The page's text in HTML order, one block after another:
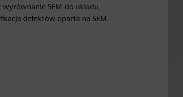
SEM-do układu,
defektów oparta na SEM.